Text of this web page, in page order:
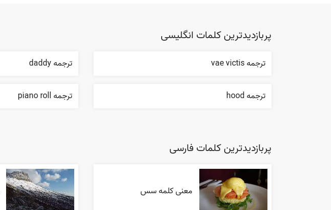
پربازدیدترین کلمات انگلیسی
ترجمه vae victis ترجمه daddy
ترجمه hood ترجمه piano roll
پربازدیدترین کلمات فارسی
معنی کلمه سس